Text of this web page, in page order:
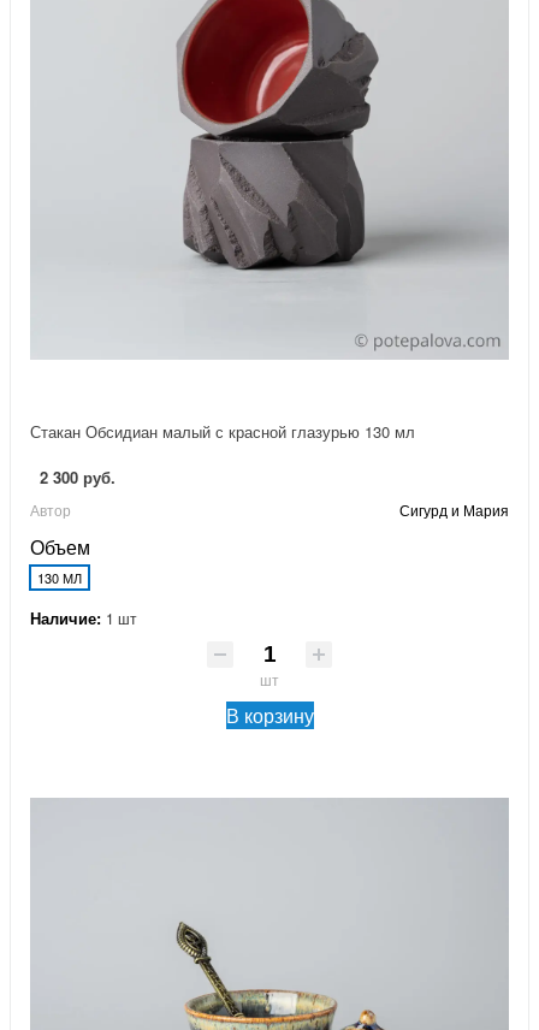
Стакан Обсидиан малый с красной глазурью 130 мл
2 300 руб.
Автор Сигурд и Мария
Объем
130 МЛ
Наличие: 1 шт
шт
В корзину